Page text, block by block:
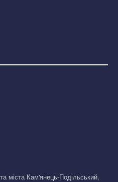
міста Кам'янець-Подільський,